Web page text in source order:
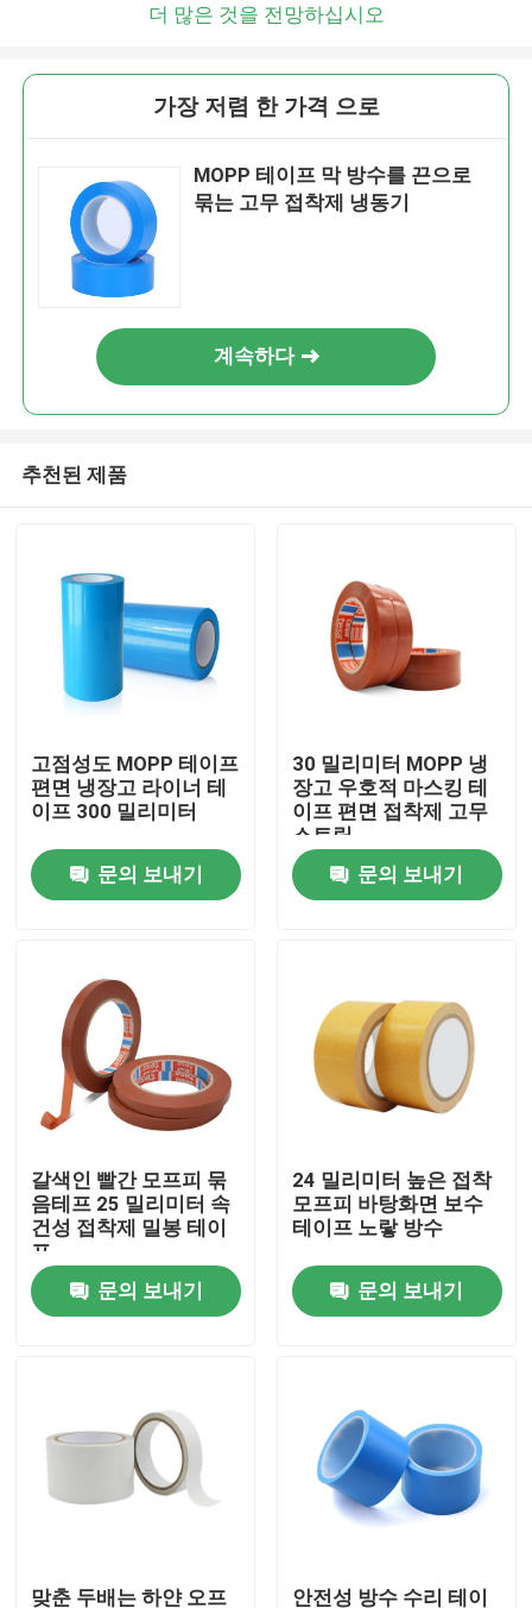
제품
우리에 대하여
품질 관리
연락주세요
봅프 접착 테이프
PET 접착 테이프
더 많은 것을 전망하십시오
가장 저렴 한 가격 으로
MOPP 테이프 막 방수를 끈으로
묶는 고무 접착제 냉동기
계속하다
추천된 제품
고점성도 MOPP 테이프
편면 냉장고 라이너 테
이프 300 밀리미터
문의 보내기
30 밀리미터 MOPP 냉
장고 우호적 마스킹 테
이프 편면 접착제 고무
스트립
문의 보내기
갈색인 빨간 모프피 묶
음테프 25 밀리미터 속
건성 접착제 밀봉 테이
프
문의 보내기
24 밀리미터 높은 접착
모프피 바탕화면 보수
테이프 노랗 방수
문의 보내기
맞춘 두배는 하얀 오프 안전성 방수 수리 테이